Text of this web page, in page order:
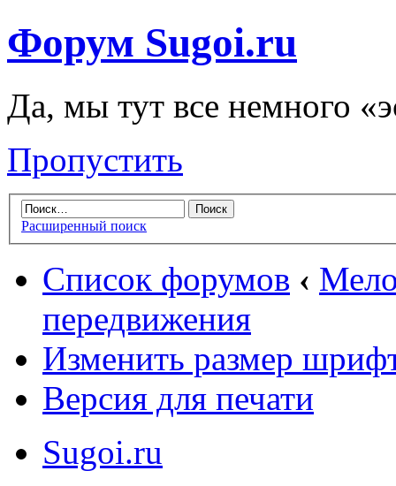
Форум Sugoi.ru
Да, мы тут все немного
Пропустить
Расширенный поиск
Список форумов ‹
передвижения
Изменить размер
Версия для печати
Sugoi.ru